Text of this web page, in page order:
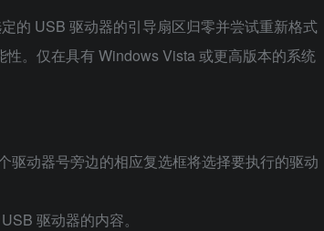
的 USB 驱动器的引导扇区归零并尝试重新格式
。仅在具有 Windows Vista 或更高版本的系统
动器号旁边的相应复选框将选择要执行的驱动
驱动器的内容。